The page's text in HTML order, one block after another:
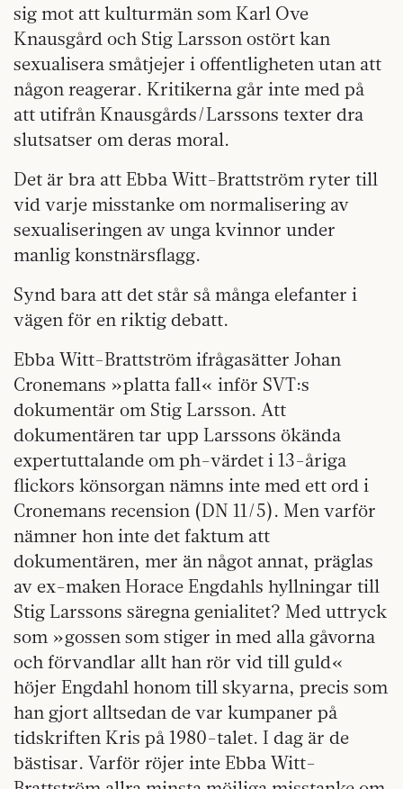
sig mot att kulturmän som Karl Ove
Knausgård och Stig Larsson ostört kan
sexualisera småtjejer i offentligheten utan att
någon reagerar. Kritikerna går inte med på
att utifrån Knausgårds/Larssons texter dra
slutsatser om deras moral.
Det är bra att Ebba Witt-Brattström ryter till
vid varje misstanke om normalisering av
sexualiseringen av unga kvinnor under
manlig konstnärsflagg.
Synd bara att det står så många elefanter i
vägen för en riktig debatt.
Ebba Witt-Brattström ifrågasätter Johan
Cronemans »platta fall« inför SVT:s
dokumentär om Stig Larsson. Att
dokumentären tar upp Larssons ökända
expertuttalande om ph-värdet i 13-åriga
flickors könsorgan nämns inte med ett ord i
Cronemans recension (DN 11/5). Men varför
nämner hon inte det faktum att
dokumentären, mer än något annat, präglas
av ex-maken Horace Engdahls hyllningar till
Stig Larssons säregna genialitet? Med uttryck
som »gossen som stiger in med alla gåvorna
och förvandlar allt han rör vid till guld«
höjer Engdahl honom till skyarna, precis som
han gjort alltsedan de var kumpaner på
tidskriften Kris på 1980-talet. I dag är de
bästisar. Varför röjer inte Ebba Witt-